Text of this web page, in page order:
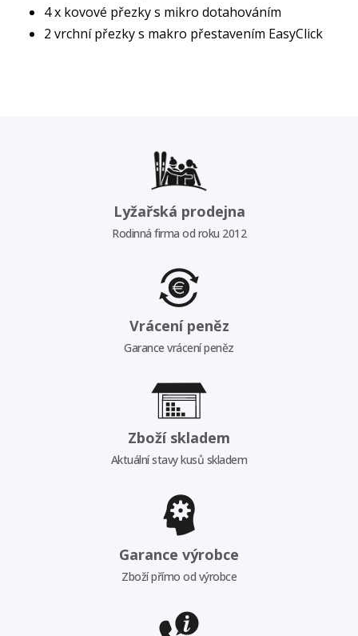
4 x kovové přezky s mikro dotahováním
2 vrchní přezky s makro přestavením EasyClick
Lyžařská prodejna
Rodinná firma od roku 2012
Vrácení peněz
Garance vrácení peněz
Zboží skladem
Aktuální stavy kusů skladem
Garance výrobce
Zboží přímo od výrobce